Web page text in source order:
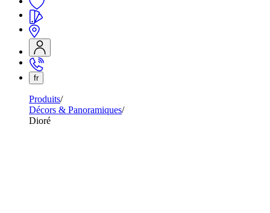
fr
Produits
Décors & Panoramiques
Dioré